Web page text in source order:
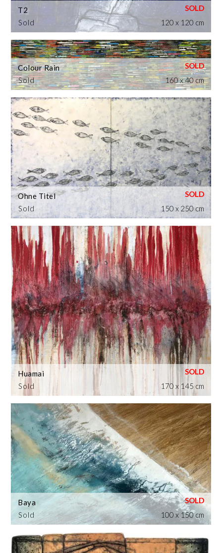
Sold
T2
120 x 120 cm
Sold
Colour Rain
160 x 40 cm
Sold
Ohne Titel
150 x 250 cm
Sold
Huamai
170 x 145 cm
Sold
Baya
100 x 150 cm